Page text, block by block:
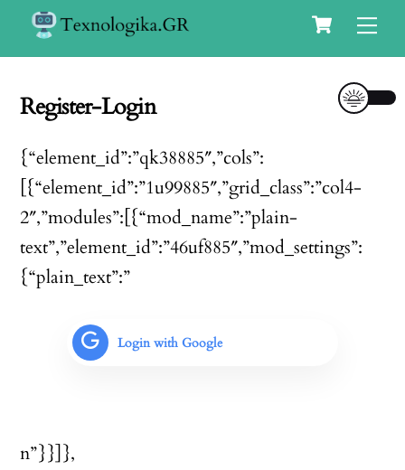
Skip
Cart
Register-Login
{“element_id”:”qk38885″,”cols”:
[{“element_id”:”1u99885″,”grid_class”:”col4-
2″,”modules”:[{“mod_name”:”plain-
text”,”element_id”:”46uf885″,”mod_settings”:
{“plain_text”:”
Login with Google
n”}}]},